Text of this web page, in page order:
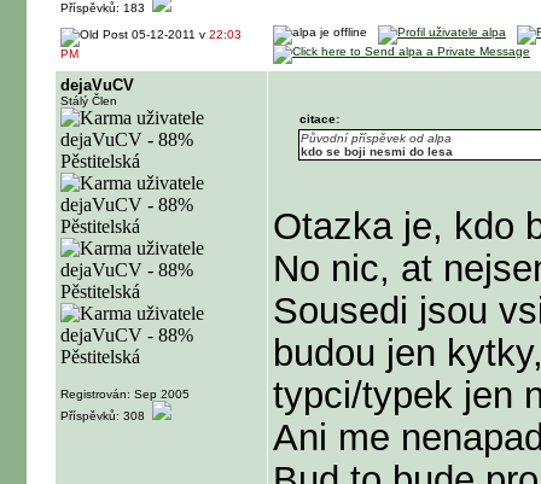
Příspěvků: 183
05-12-2011 v 22:03
PM
dejaVuCV
Stálý Člen
Registrován: Sep 2005
Příspěvků: 308
citace:
Původní příspěvek od alpa
kdo se boji nesmi do lesa
Otazka je, kdo
No nic, at
Sousedi jsou
budou jen
typci/typek jen
Ani me